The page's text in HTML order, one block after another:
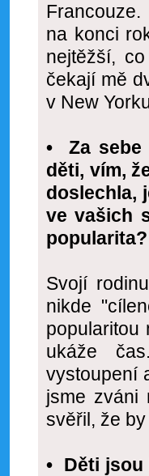
na konci
nejtěžší,
čekají mě
v New
• Za sebe
děti, vím,
doslechla,
ve vašich
popularita?
Svojí
nikde
popularitou
ukáže
vystoupení
jsme zváni
svěřil, že
• Děti jsou